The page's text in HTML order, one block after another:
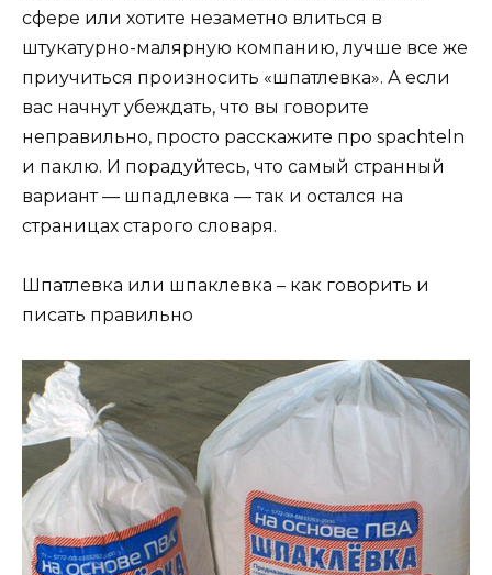
сфере или хотите незаметно влиться в
штукатурно-малярную компанию, лучше все же
приучиться произносить «шпатлевка». А если
вас начнут убеждать, что вы говорите
неправильно, просто расскажите про spachteln
и паклю. И порадуйтесь, что самый странный
вариант — шпадлевка — так и остался на
страницах старого словаря.
Шпатлевка или шпаклевка – как говорить и
писать правильно